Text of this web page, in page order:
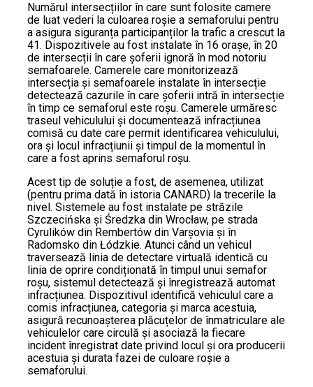
Numărul intersecțiilor în care sunt folosite camere
de luat vederi la culoarea roșie a semaforului pentru
a asigura siguranța participanților la trafic a crescut la
41. Dispozitivele au fost instalate în 16 orașe, în 20
de intersecții în care șoferii ignoră în mod notoriu
semafoarele. Camerele care monitorizează
intersecția și semafoarele instalate în intersecție
detectează cazurile în care șoferii intră în intersecție
în timp ce semaforul este roșu. Camerele urmăresc
traseul vehiculului și documentează infracțiunea
comisă cu date care permit identificarea vehiculului,
ora și locul infracțiunii și timpul de la momentul în
care a fost aprins semaforul roșu.
Acest tip de soluție a fost, de asemenea, utilizat
(pentru prima dată în istoria CANARD) la trecerile la
nivel. Sistemele au fost instalate pe străzile
Szczecińska și Średzka din Wrocław, pe strada
Cyrulików din Rembertów din Varșovia și în
Radomsko din Łódzkie. Atunci când un vehicul
traversează linia de detectare virtuală identică cu
linia de oprire condiționată în timpul unui semafor
roșu, sistemul detectează și înregistrează automat
infracțiunea. Dispozitivul identifică vehiculul care a
comis infracțiunea, categoria și marca acestuia,
asigură recunoașterea plăcuțelor de înmatriculare ale
vehiculelor care circulă și asociază la fiecare
incident înregistrat date privind locul și ora producerii
acestuia și durata fazei de culoare roșie a
semaforului.